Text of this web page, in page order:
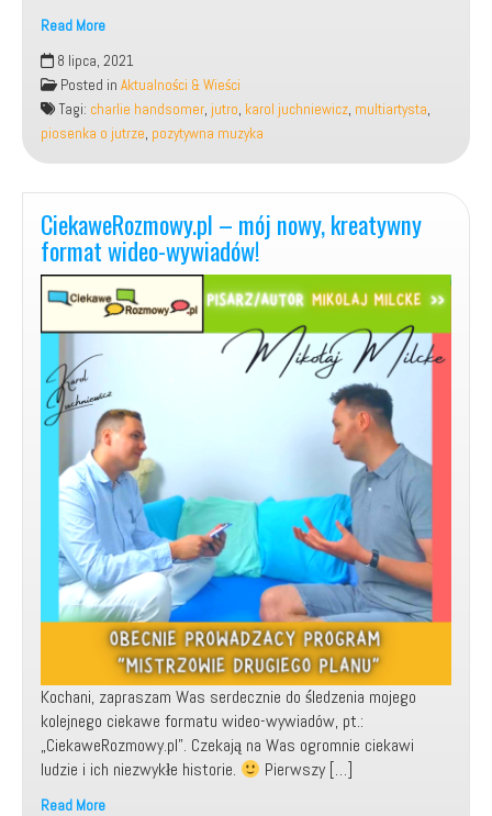
Read More
Moja
nowa
piosenka,
pt.:
„JUTRO”.
8 lipca, 2021
Posted in Aktualności & Wieści
Tagi: charlie handsomer, jutro, karol juchniewicz, multiartysta,
piosenka o jutrze, pozytywna muzyka
CiekaweRozmowy.pl – mój nowy, kreatywny
format wideo-wywiadów!
Kochani, zapraszam Was serdecznie do śledzenia mojego
kolejnego ciekawe formatu wideo-wywiadów, pt.:
„CiekaweRozmowy.pl”. Czekają na Was ogromnie ciekawi
ludzie i ich niezwykłe historie.
Pierwszy […]
Read More